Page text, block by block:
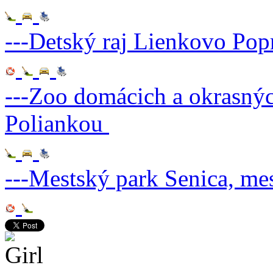
---Detský raj Lienkovo
---Zoo domácich a
Poliankou
---Mestský park Senica,